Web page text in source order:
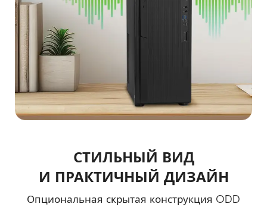
СТИЛЬНЫЙ ВИД
И ПРАКТИЧНЫЙ ДИЗАЙН
Опциональная скрытая конструкция ODD